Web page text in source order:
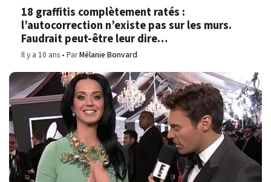
18 graffitis complètement ratés :
l’autocorrection n’existe pas sur les murs.
Faudrait peut-être leur dire…
Il y a 10 ans ParMélanie Bonvard